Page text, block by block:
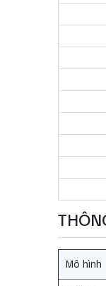
Mô hình